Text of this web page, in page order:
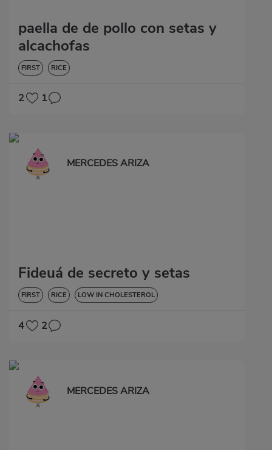
paella de de pollo con setas y
alcachofas
FIRST RICE
2 1
MERCEDES ARIZA
Fideuá de secreto y setas
FIRST RICE LOW IN CHOLESTEROL
4 2
MERCEDES ARIZA